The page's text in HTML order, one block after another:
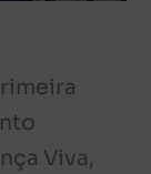
Viva,